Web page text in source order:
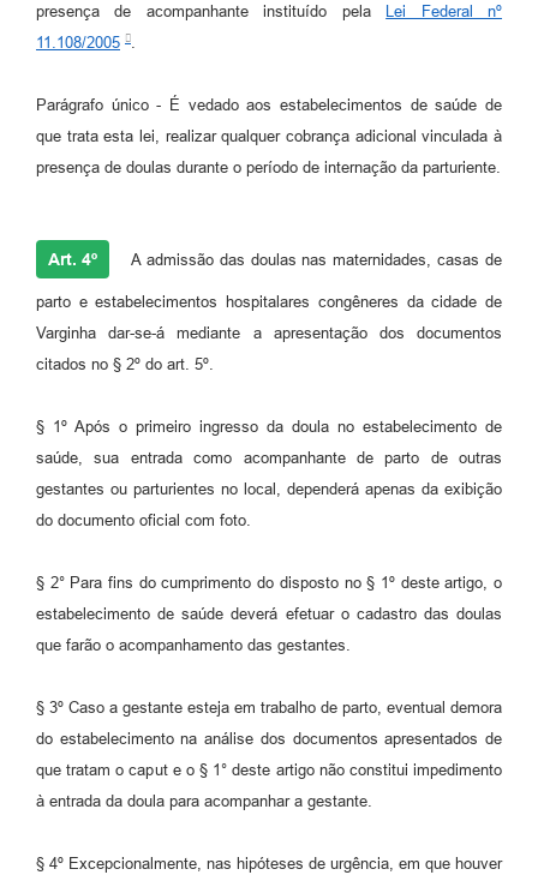
presença de acompanhante instituído pela Lei Federal nº
11.108/2005
Parágrafo único - É vedado aos estabelecimentos de saúde de
que trata esta lei, realizar qualquer cobrança adicional vinculada à
presença de doulas durante o período de internação da parturiente.
Art. 4º A admissão das doulas nas maternidades, casas de
parto e estabelecimentos hospitalares congêneres da cidade de
Varginha dar-se-á mediante a apresentação dos documentos
citados no § 2º do art. 5º.
§ 1º Após o primeiro ingresso da doula no estabelecimento de
saúde, sua entrada como acompanhante de parto de outras
gestantes ou parturientes no local, dependerá apenas da exibição
do documento oficial com foto.
§ 2° Para fins do cumprimento do disposto no § 1º deste artigo, o
estabelecimento de saúde deverá efetuar o cadastro das doulas
que farão o acompanhamento das gestantes.
§ 3º Caso a gestante esteja em trabalho de parto, eventual demora
do estabelecimento na análise dos documentos apresentados de
que tratam o caput e o § 1° deste artigo não constitui impedimento
à entrada da doula para acompanhar a gestante.
§ 4º Excepcionalmente, nas hipóteses de urgência, em que houver